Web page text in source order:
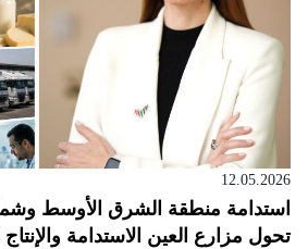
12.05.2026
استدامة منطقة الشرق الأوسط
تحول مزارع العين الاستدامة